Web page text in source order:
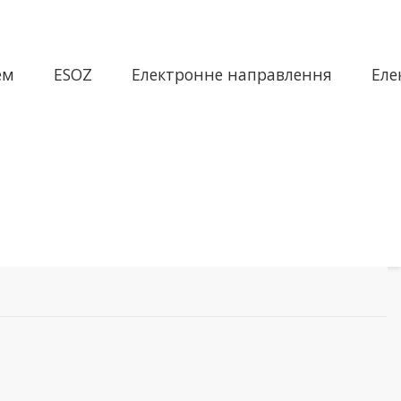
ESOZ Електронне направлення